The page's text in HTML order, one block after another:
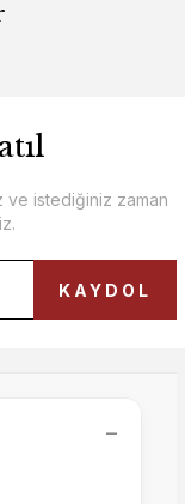
ve istediğiniz zaman
KAYDOL
−